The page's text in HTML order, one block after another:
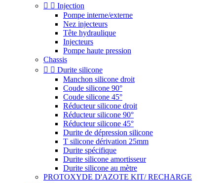
  Injection
Pompe interne/externe
Nez injecteurs
Tête hydraulique
Injecteurs
Pompe haute pression
Chassis
  Durite silicone
Manchon silicone droit
Coude silicone 90°
Coude silicone 45°
Réducteur silicone droit
Réducteur silicone 90°
Réducteur silicone 45°
Durite de dépression silicone
T silicone dérivation 25mm
Durite spécifique
Durite silicone amortisseur
Durite silicone au mètre
PROTOXYDE D'AZOTE KIT/ RECHARGE